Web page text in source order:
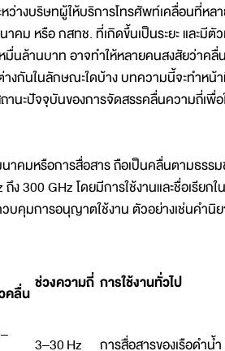
ว่างบริษทผู้ให้บริการโทรศัพท์เคลื่อนที่หล
คม หรือ กสทช. ที่เกิดขึ้นเป็นระยะ และมี
มื่นล้านบาท อาจทำให้หลายคนสงสัยว่าค
างกันในลักษณะใดบ้าง บทความนี้จะทำห
นะปัจจุบันของการจัดสรรคลื่นความถี่เพื่อ
คมหรือการสื่อสาร ถือเป็นคลื่นตามธรร
300 GHz โดยมีการใช้งานและชื่อเรียก
บคุมการอนุญาตใช้งาน ตัวอย่างเช่นคำนิ
คลื่น
ช่วงความถี่ การใช้งานทั่วไป
3–30 Hz การสื่อสารของเรือดำน้ำ